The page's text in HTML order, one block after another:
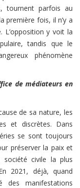
tournent parfois au
première fois, il n’y a
L’opposition y voit la
tandis que le
phénomène
de médiateurs en
de sa nature, les
et discrètes. Dans
se sont toujours
préserver la paix et
civile la plus
2021, déjà, quand
des manifestations